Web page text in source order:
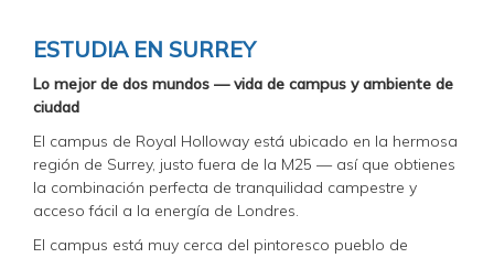
ESTUDIA EN SURREY
Lo mejor de dos mundos — vida de campus y ambiente de
ciudad
El campus de Royal Holloway está ubicado en la hermosa
región de Surrey, justo fuera de la M25 — así que obtienes
la combinación perfecta de tranquilidad campestre y
acceso fácil a la energía de Londres.
El campus está muy cerca del pintoresco pueblo de